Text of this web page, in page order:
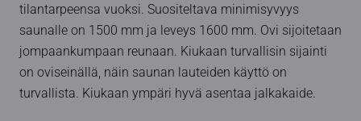
tilantarpeensa vuoksi. Suositeltava minimisyvyys
saunalle on 1500 mm ja leveys 1600 mm. Ovi sijoitetaan
jompaankumpaan reunaan. Kiukaan turvallisin sijainti
on oviseinällä, näin saunan lauteiden käyttö on
turvallista. Kiukaan ympäri hyvä asentaa jalkakaide.